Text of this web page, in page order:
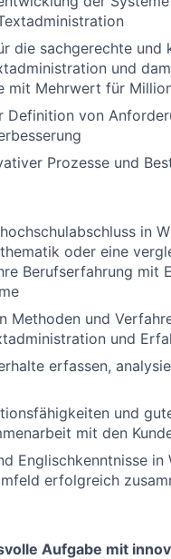
die sachgerechte
und
mit Mehrwert für
Definition von
Prozesse und
in
oder eine
Berufserfahrung mit
Methoden und
und
erfassen,
und
mit den
Englischkenntnisse
erfolgreich
Aufgabe mit